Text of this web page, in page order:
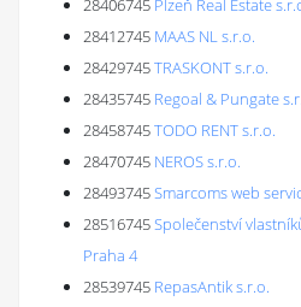
28406745 Plzeň Real Estate
28412745 MAAS NL s.r.o.
28429745TRASKONT s.r.o.
28435745 Regoal & Pungate
28458745TODO RENT s.r.o.
28470745 NEROS s.r.o.
28493745Smarcoms web
28516745Společenství
Praha 4
28539745 RepasAntik s.r.o.